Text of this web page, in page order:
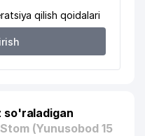
qilish qoidalari
so'raladigan
(Yunusobod 15